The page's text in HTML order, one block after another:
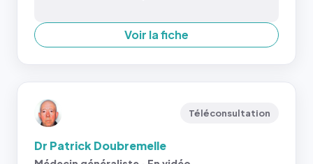
Voir la fiche
Téléconsultation
Dr Patrick Doubremelle